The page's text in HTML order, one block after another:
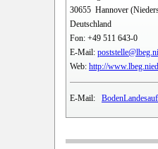
30655 Hannover
Deutschland
Fon: +49 511 643-0
E-Mail:
Web: http://
E-Mail: